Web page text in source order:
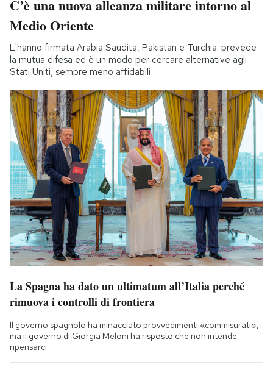
C’è una nuova alleanza militare intorno al
Medio Oriente
L'hanno firmata Arabia Saudita, Pakistan e Turchia: prevede
la mutua difesa ed è un modo per cercare alternative agli
Stati Uniti, sempre meno affidabili
La Spagna ha dato un ultimatum all’Italia perché
rimuova i controlli di frontiera
Il governo spagnolo ha minacciato provvedimenti «commisurati»,
ma il governo di Giorgia Meloni ha risposto che non intende
ripensarci